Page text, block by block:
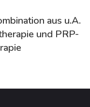
aus u.A.
und PRP-